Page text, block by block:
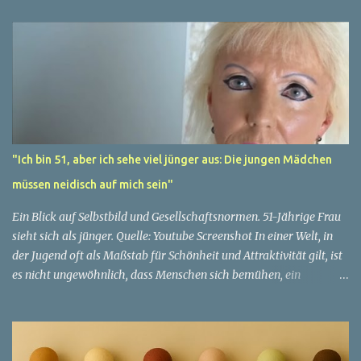
"Ich bin 51, aber ich sehe viel jünger aus: Die jungen Mädchen
müssen neidisch auf mich sein"
Ein Blick auf Selbstbild und Gesellschaftsnormen. 51-Jährige Frau
sieht sich als jünger. Quelle: Youtube Screenshot In einer Welt, in
der Jugend oft als Maßstab für Schönheit und Attraktivität gilt, ist
es nicht ungewöhnlich, dass Menschen sich bemühen, ein
faszinierendes Beispiel für diese Diskrepanz ist die Geschichte